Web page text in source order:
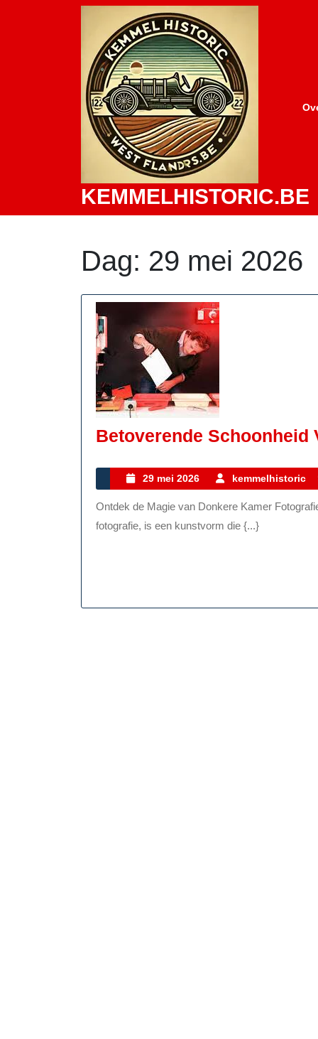
KEMMELHISTORIC.BE
Dag: 29 mei 2026
Betoverende Schoonheid
29 mei 2026
29
mei
2026
kemmelhistoric
Ontdek de Magie van Donkere Kamer Fotografie Donkere kamer fotografie, ook wel bekend als analoge
fotografie, is een kunstvorm die {...}